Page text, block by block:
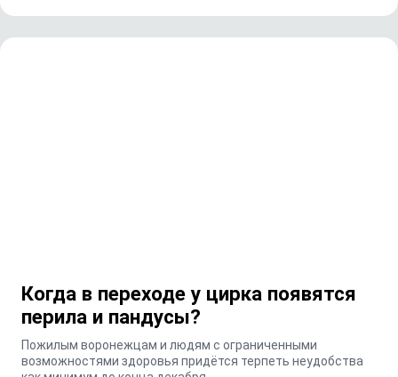
Когда в переходе у цирка появятся
перила и пандусы?
Пожилым воронежцам и людям с ограниченными
возможностями здоровья придётся терпеть неудобства